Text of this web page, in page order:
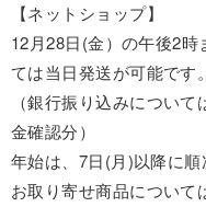
【ネットショップ】
12月28日(金）の午後2
ては当日発送が可能です。
（銀行振り込みについ
金確認分）
年始は、7日(月)以降に順
お取り寄せ商品について